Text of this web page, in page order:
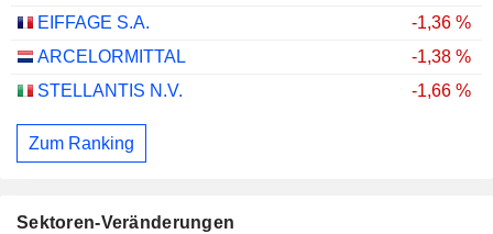
EIFFAGE S.A.
-1,36 %
ARCELORMITTAL
-1,38 %
STELLANTIS N.V.
-1,66 %
Zum Ranking
Sektoren-Veränderungen